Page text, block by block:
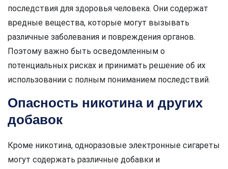
последствия для здоровья человека. Они содержат
вредные вещества, которые могут вызывать
различные заболевания и повреждения органов.
Поэтому важно быть осведомленным о
потенциальных рисках и принимать решение об их
использовании с полным пониманием последствий.
Опасность никотина и других
добавок
Кроме никотина, одноразовые электронные сигареты
могут содержать различные добавки и